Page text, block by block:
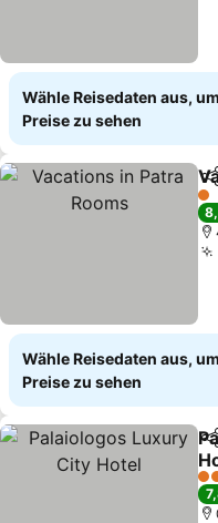
Wähle Reisedaten aus,
Preise zu sehen
1
Wähle Reisedaten aus,
Preise zu sehen
4